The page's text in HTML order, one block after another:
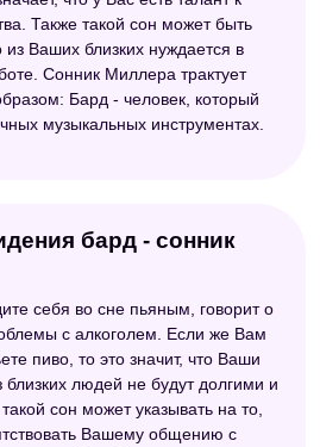
Также такой сон может быть
из Ваших близких нуждается в
Сонник Миллера трактует
Бард - человек, который
музыкальных инструментах.
бард - сонник
себя во сне пьяным, говорит о
с алкоголем. Если же Вам
пиво, то это значит, что Ваши
людей не будут долгими и
сон может указывать на то,
Вашему общению с